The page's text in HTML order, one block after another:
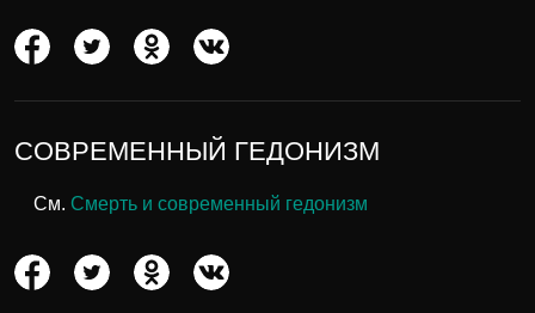
СОВРЕМЕННЫЙ ГЕДОНИЗМ
См. Смерть и современный гедонизм